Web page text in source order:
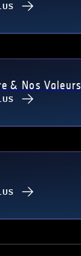
& Nos Valeurs